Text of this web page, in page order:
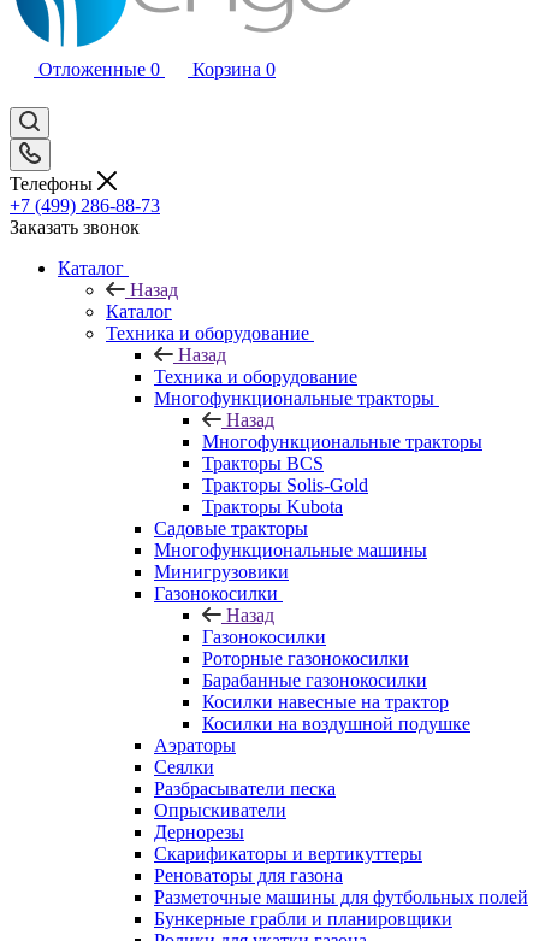
Отложенные 0 Корзина 0
Телефоны
+7 (499) 286-88-73
Заказать звонок
Каталог
Назад
Каталог
Техника и оборудование
Назад
Техника и оборудование
Многофункциональные тракторы
Назад
Многофункциональные тракторы
Тракторы BCS
Тракторы Solis-Gold
Тракторы Kubota
Садовые тракторы
Многофункциональные машины
Минигрузовики
Газонокосилки
Назад
Газонокосилки
Роторные газонокосилки
Барабанные газонокосилки
Косилки навесные на трактор
Косилки на воздушной подушке
Аэраторы
Сеялки
Разбрасыватели песка
Опрыскиватели
Дернорезы
Скарификаторы и вертикуттеры
Реноваторы для газона
Разметочные машины для футбольных полей
Бункерные грабли и планировщики